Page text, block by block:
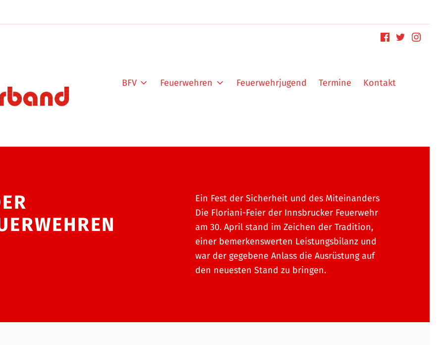
BFV Feuerwehren Feuerwehrjugend Termine Kontakt
Ein Fest der Sicherheit und des Miteinanders
Die Floriani-Feier der Innsbrucker Feuerwehr
am 30. April stand im Zeichen der Tradition,
einer bemerkenswerten Leistungsbilanz und
war der gegebene Anlass die Ausrüstung auf
den neuesten Stand zu bringen.